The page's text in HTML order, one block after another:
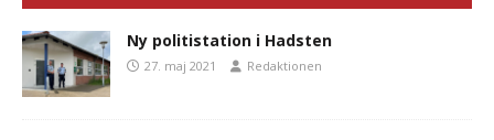
Ny politistation i Hadsten
27. maj 2021 Redaktionen